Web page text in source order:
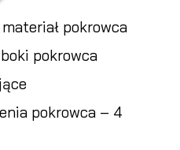
pokrowca
pokrowca
pokrowca – 4